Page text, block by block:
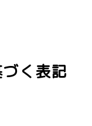
く表記